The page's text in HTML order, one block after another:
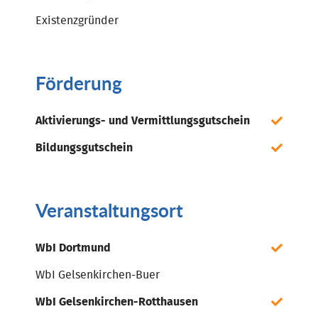
Existenzgründer
Förderung
Aktivierungs- und Vermittlungsgutschein
Bildungsgutschein
Veranstaltungsort
WbI Dortmund
WbI Gelsenkirchen-Buer
WbI Gelsenkirchen-Rotthausen